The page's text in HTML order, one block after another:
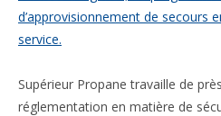
d’approvisionnement de secours
service.
Supérieur Propane travaille de
réglementation en matière de